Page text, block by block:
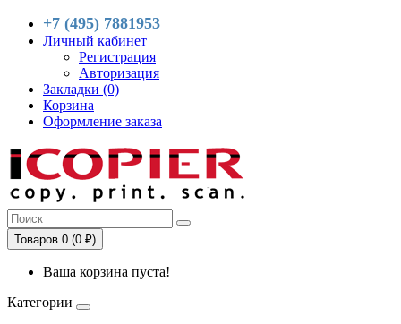
+7 (495) 7881953
Личный кабинет
Регистрация
Авторизация
Закладки (0)
Корзина
Оформление заказа
Товаров 0 (0 ₽)
Ваша корзина пуста!
Категории